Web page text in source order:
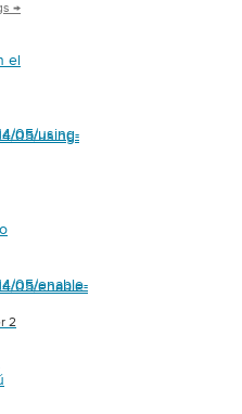
→
05/using-
el
05/using-
05/enable-
05/enable-
2